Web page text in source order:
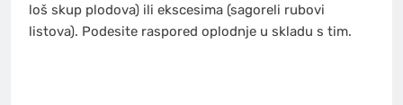
loš skup plodova) ili ekscesima (sagoreli rubovi
listova). Podesite raspored oplodnje u skladu s tim.